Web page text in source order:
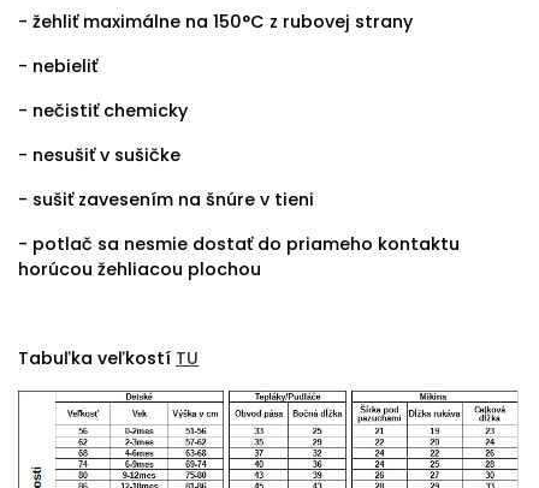
- žehliť maximálne na 150°C z rubovej strany
- nebieliť
- nečistiť chemicky
- nesušiť v sušičke
- sušiť zavesením na šnúre v tieni
- potlač sa nesmie dostať do priameho kontaktu
horúcou žehliacou plochou
Tabuľka veľkostí TU